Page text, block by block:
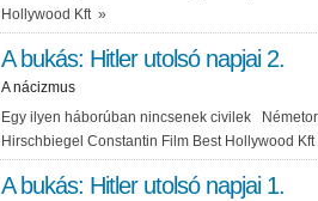
Hollywood Kft »
A bukás: Hitler utolsó napjai 2.
A nácizmus
Egy ilyen háborúban nincsenek civilek
Hirschbiegel Constantin Film Best Hollywood Kft
A bukás: Hitler utolsó napjai 1.